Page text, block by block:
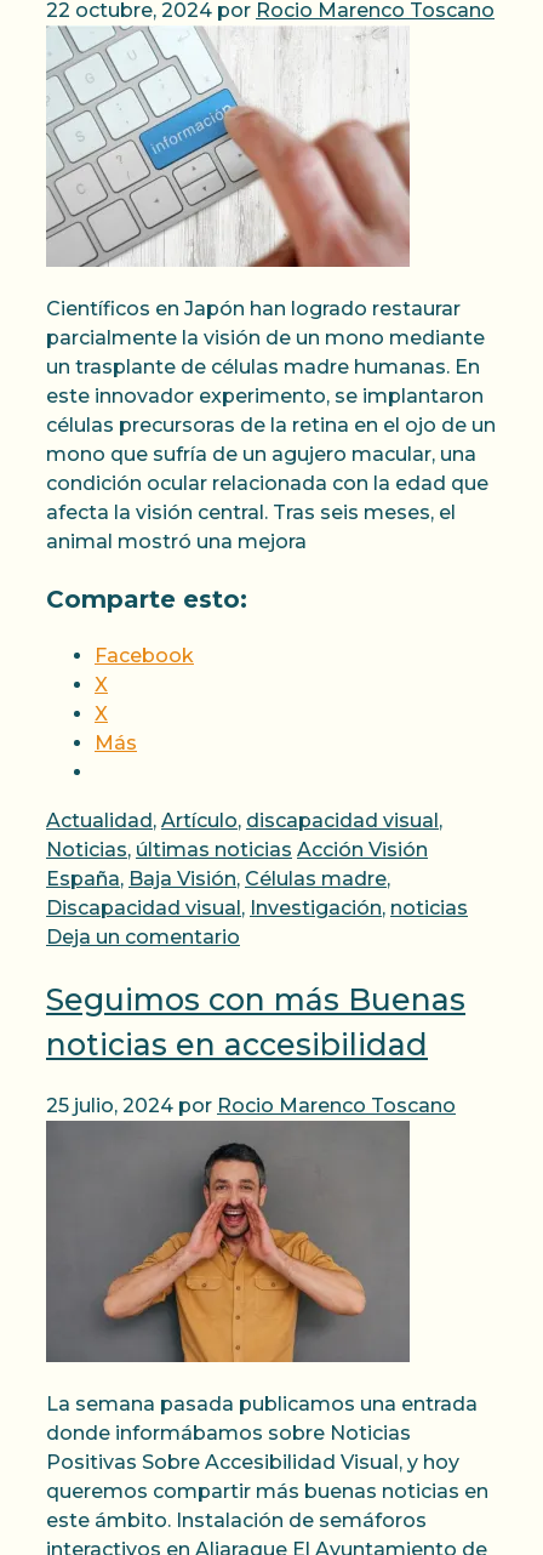
22 octubre, 2024 por Rocio Marenco Toscano
Científicos en Japón han logrado restaurar
parcialmente la visión de un mono mediante
un trasplante de células madre humanas. En
este innovador experimento, se implantaron
células precursoras de la retina en el ojo de un
mono que sufría de un agujero macular, una
condición ocular relacionada con la edad que
afecta la visión central. Tras seis meses, el
animal mostró una mejora
Comparte esto:
Facebook
X
X
Más
Categorías
Actualidad, Artículo, discapacidad visual,
Noticias, últimas noticias Etiquetas
Acción Visión
España, Baja Visión, Células madre,
Discapacidad visual, Investigación, noticias
Deja un comentario
Seguimos con más Buenas
noticias en accesibilidad
25 julio, 2024 por Rocio Marenco Toscano
La semana pasada publicamos una entrada
donde informábamos sobre Noticias
Positivas Sobre Accesibilidad Visual, y hoy
queremos compartir más buenas noticias en
este ámbito. Instalación de semáforos
interactivos en Aljaraque El Ayuntamiento de